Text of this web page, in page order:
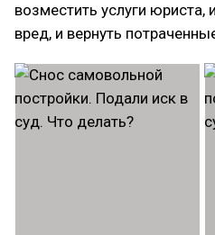
возместить услуги
вред, и вернуть